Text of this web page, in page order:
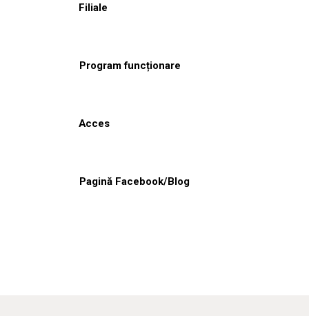
Filiale
Program funcționare
Acces
Pagină Facebook/Blog